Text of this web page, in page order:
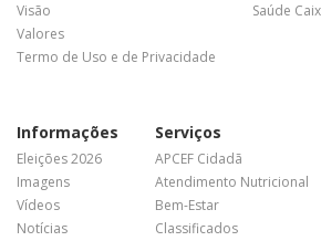
Visão
Valores
Termo de Uso e de Privacidade
Saúde
Informações
Eleições 2026
Imagens
Vídeos
Notícias
Serviços
APCEF Cidadã
Atendimento Nutricional
Bem-Estar
Classificados